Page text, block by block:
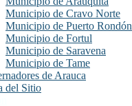
Municipio de Cravo Norte
Municipio de Puerto Rondón
Municipio de Fortul
Municipio de Saravena
Municipio de Tame
de Arauca
del Sitio